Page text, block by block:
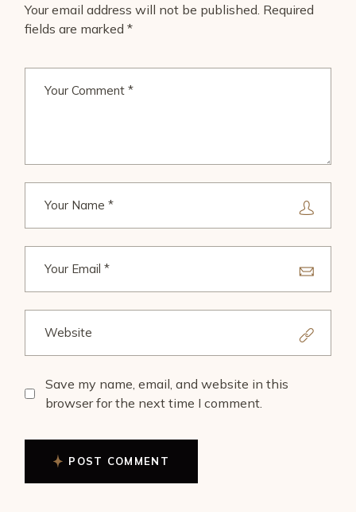
Your email address will not be published. Required
fields are marked*
Save my name, email, and website in this
browser for the next time I comment.
POST COMMENT